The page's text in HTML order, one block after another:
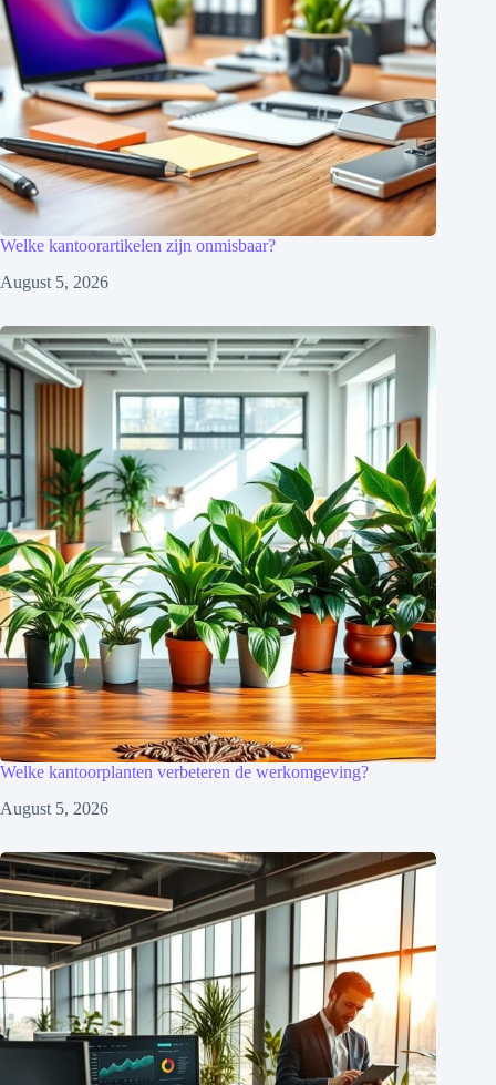
Welke kantoorartikelen zijn onmisbaar?
August 5, 2026
Welke kantoorplanten verbeteren de werkomgeving?
August 5, 2026